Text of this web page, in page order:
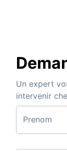
Un expert
intervenir
Prenom